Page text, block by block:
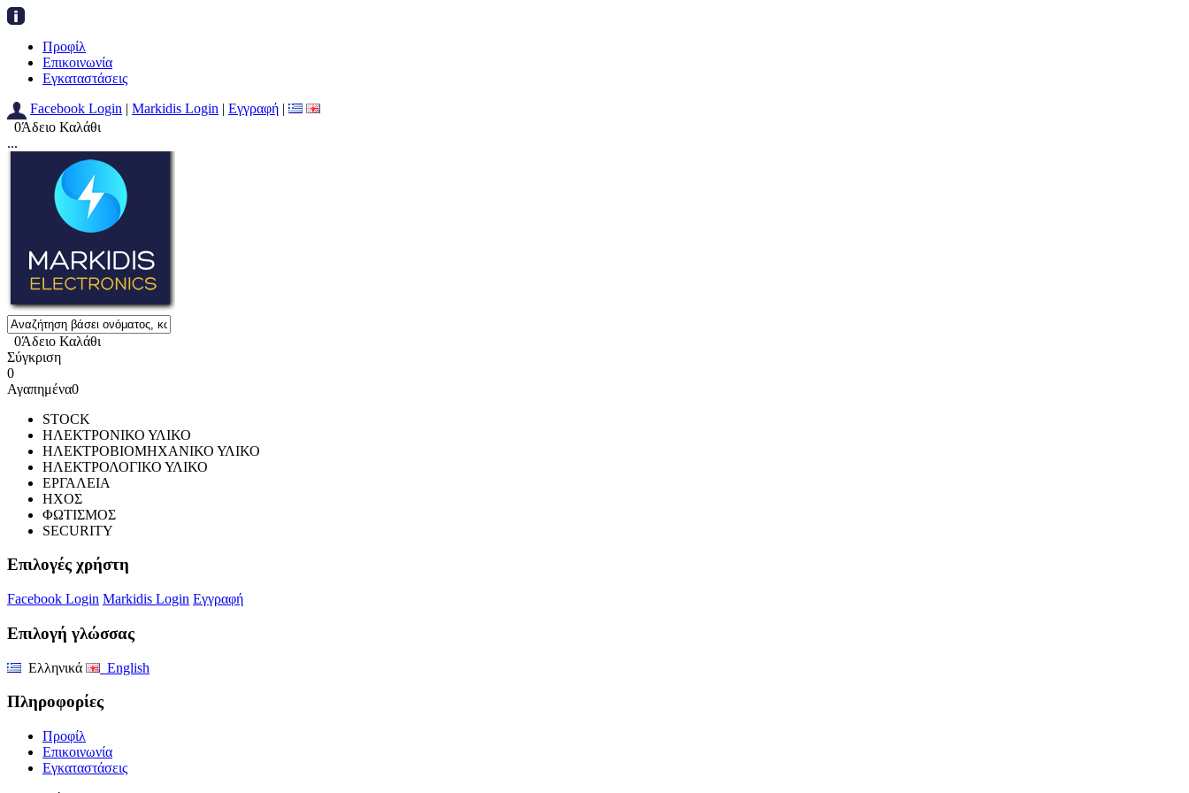
Προφίλ
Επικοινωνία
Εγκαταστάσεις
Facebook Login | Markidis Login | Εγγραφή |
0Άδειο Καλάθι
...
0Άδειο Καλάθι
Σύγκριση
0
Αγαπημένα0
STOCK
ΗΛΕΚΤΡΟΝΙΚΟ ΥΛΙΚΟ
ΗΛΕΚΤΡΟΒΙΟΜΗΧΑΝΙΚΟ ΥΛΙΚΟ
ΗΛΕΚΤΡΟΛΟΓΙΚΟ ΥΛΙΚΟ
ΕΡΓΑΛΕΙΑ
ΗΧΟΣ
ΦΩΤΙΣΜΟΣ
SECURITY
Επιλογές χρήστη
Facebook Login Markidis Login Εγγραφή
Επιλογή γλώσσας
Ελληνικά English
Πληροφορίες
Προφίλ
Επικοινωνία
Εγκαταστάσεις